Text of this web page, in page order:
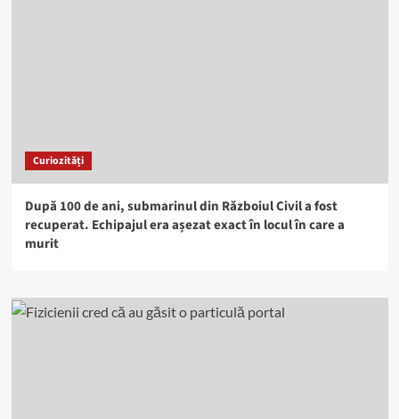
Curiozități
După 100 de ani, submarinul din Războiul Civil a fost
recuperat. Echipajul era așezat exact în locul în care a
murit